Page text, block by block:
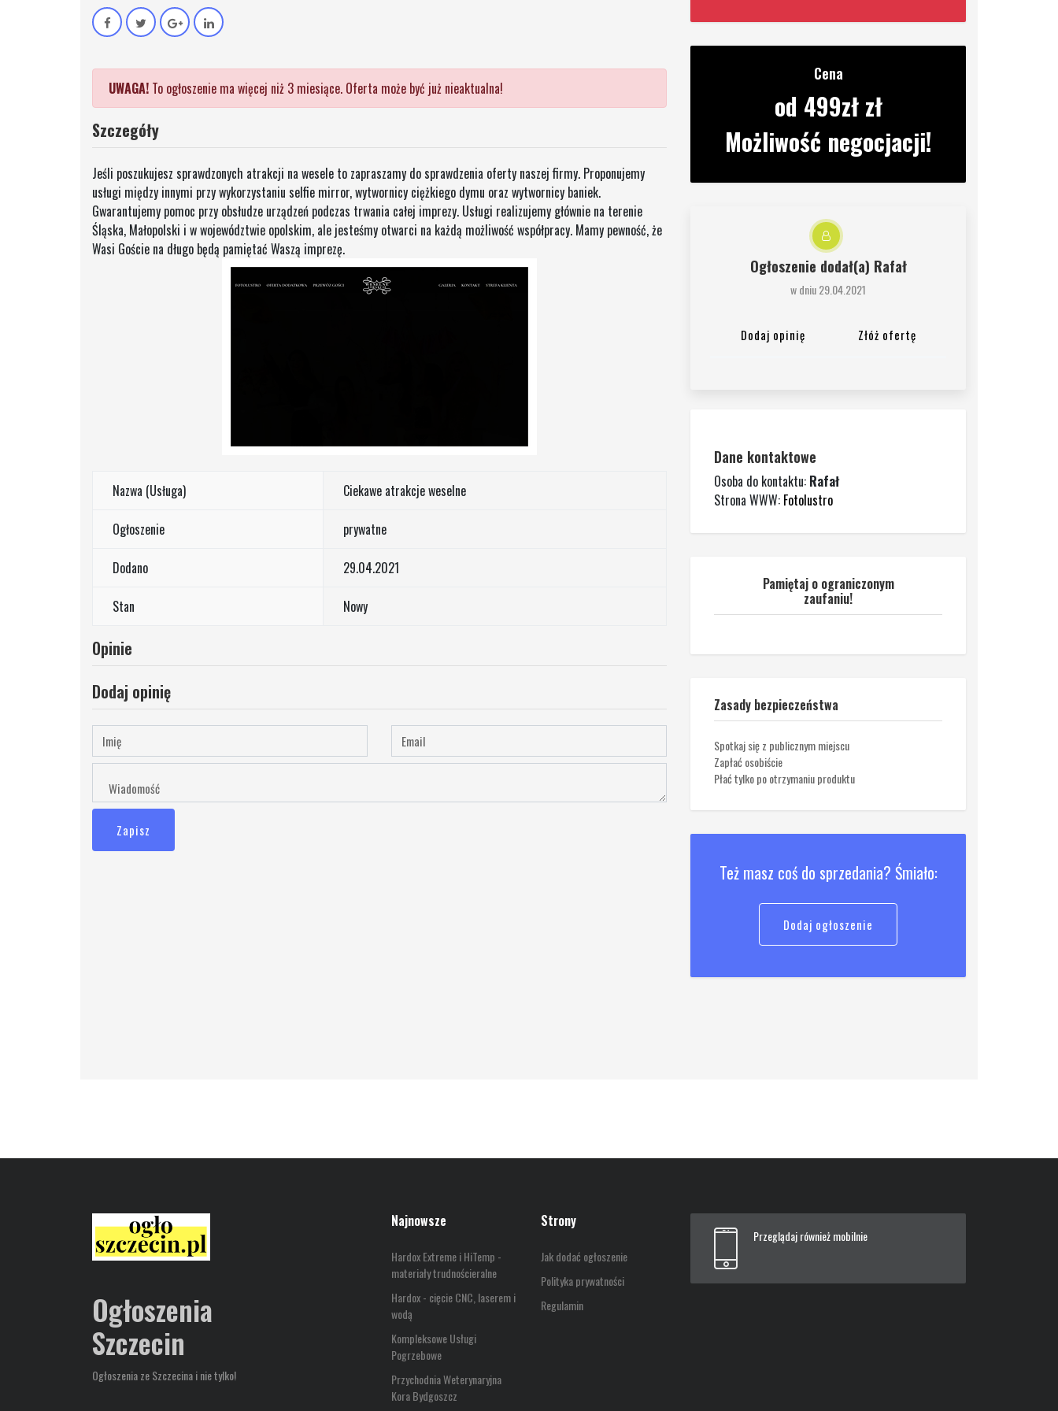
UWAGA! To ogłoszenie ma więcej niż 3 miesiące. Oferta może być już nieaktualna!
Szczegóły
Jeśli poszukujesz sprawdzonych atrakcji na wesele to zapraszamy do sprawdzenia oferty naszej firmy. Proponujemy
usługi między innymi przy wykorzystaniu selfie mirror, wytwornicy ciężkiego dymu oraz wytwornicy baniek.
Gwarantujemy pomoc przy obsłudze urządzeń podczas trwania całej imprezy. Usługi realizujemy głównie na terenie
Śląska, Małopolski i w województwie opolskim, ale jesteśmy otwarci na każdą możliwość współpracy. Mamy pewność, że
Wasi Goście na długo będą pamiętać Waszą imprezę.
Nazwa (Usługa) Ciekawe atrakcje weselne
Ogłoszenie prywatne
Dodano 29.04.2021
Stan Nowy
Opinie
Dodaj opinię
Zapisz
Cena
od 499zł zł
Możliwość negocjacji!
Ogłoszenie dodał(a) Rafał
w dniu 29.04.2021
Dodaj opinię Złóż ofertę
Dane kontaktowe
Osoba do kontaktu: Rafał
Strona WWW: Fotolustro
Pamiętaj o ograniczonym
zaufaniu!
Zasady bezpieczeństwa
Spotkaj się z publicznym miejscu
Zapłać osobiście
Płać tylko po otrzymaniu produktu
Też masz coś do sprzedania? Śmiało:
Dodaj ogłoszenie
Ogłoszenia
Szczecin
Ogłoszenia ze Szczecina i nie tylko!
Najnowsze
Hardox Extreme i HiTemp -
materiały trudnościeralne
Hardox - cięcie CNC, laserem i
wodą
Kompleksowe Usługi
Pogrzebowe
Przychodnia Weterynaryjna
Kora Bydgoszcz
Strony
Jak dodać ogłoszenie
Polityka prywatności
Regulamin
Przeglądaj również mobilnie